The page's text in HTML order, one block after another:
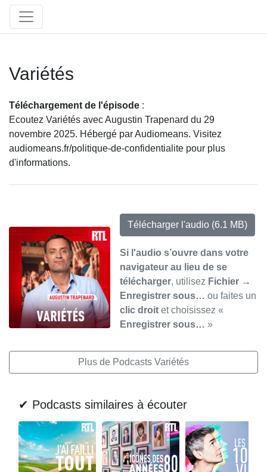
Variétés
Téléchargement de l'épisode :
Ecoutez Variétés avec Augustin Trapenard du 29
novembre 2025. Hébergé par Audiomeans. Visitez
audiomeans.fr/politique-de-confidentialite pour plus
d'informations.
Télécharger l'audio (6.1 MB)
Si l'audio s’ouvre dans votre
navigateur au lieu de se
télécharger, utilisez Fichier →
Enregistrer sous… ou faites un
clic droit et choisissez «
Enregistrer sous… »
Plus de Podcasts Variétés
✔ Podcasts similaires à écouter